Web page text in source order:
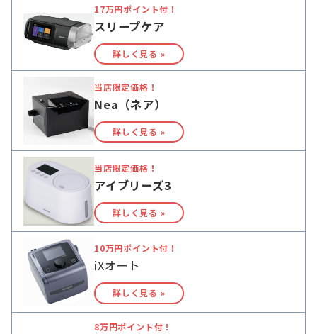
17万円ポイント付！
スリープケア
詳しく見る »
当店限定価格！
Nea（ネア）
詳しく見る »
当店限定価格！
アイブリーズ3
詳しく見る »
10万円ポイント付！
iXオート
詳しく見る »
8万円ポイント付！